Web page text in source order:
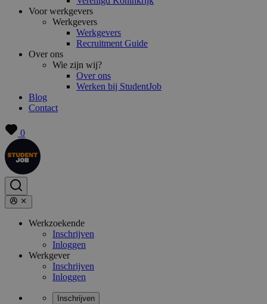
Voor werkgevers
Werkgevers
Werkgevers
Recruitment Guide
Over ons
Wie zijn wij?
Over ons
Werken bij StudentJob
Blog
Contact
0
Werkzoekende
Inschrijven
Inloggen
Werkgever
Inschrijven
Inloggen
Inschrijven